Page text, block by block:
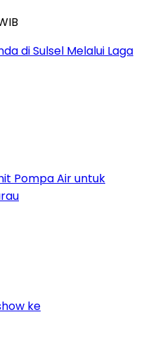
di Sulsel Melalui Laga
Pompa Air untuk
ke